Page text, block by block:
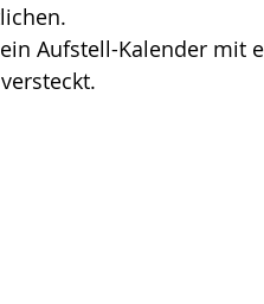
Aufstell-Kalender mit